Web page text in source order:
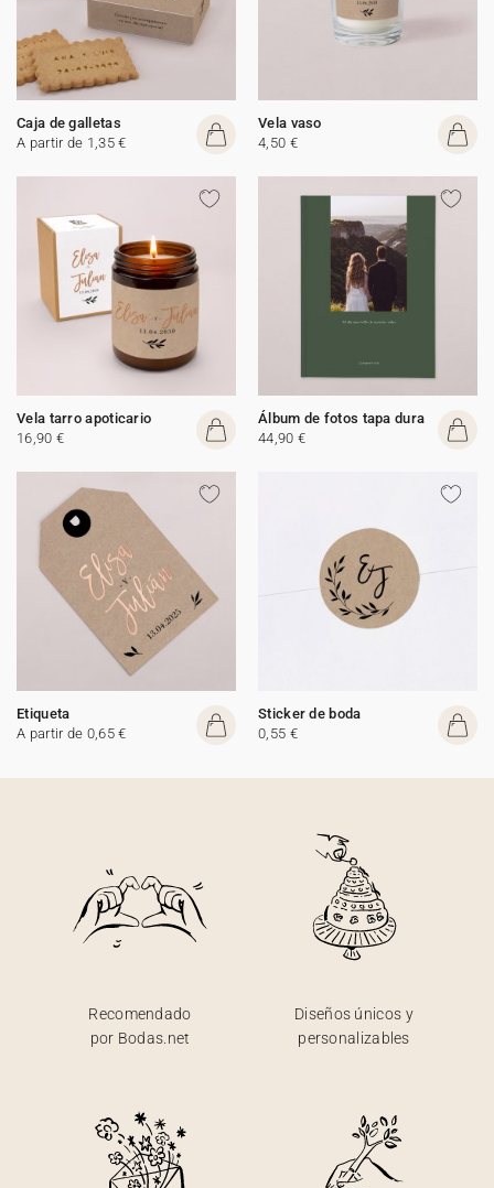
Caja de galletas
A partir de 1,35 €
Vela vaso
4,50 €
Vela tarro apoticario
16,90 €
Álbum de fotos tapa dura
44,90 €
Etiqueta
A partir de 0,65 €
Sticker de boda
0,55 €
Recomendado
por Bodas.net
Diseños únicos y
personalizables